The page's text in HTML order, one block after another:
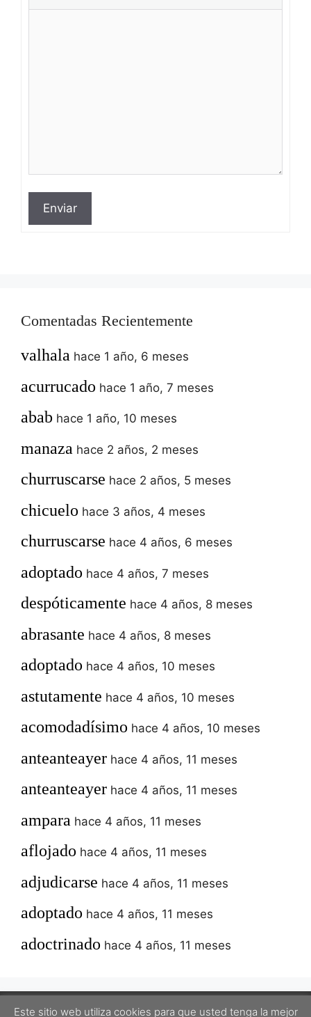
Enviar
Comentadas Recientemente
valhala hace 1 año, 6 meses
acurrucado hace 1 año, 7 meses
abab hace 1 año, 10 meses
manaza hace 2 años, 2 meses
churruscarse hace 2 años, 5 meses
chicuelo hace 3 años, 4 meses
churruscarse hace 4 años, 6 meses
adoptado hace 4 años, 7 meses
despóticamente hace 4 años, 8 meses
abrasante hace 4 años, 8 meses
adoptado hace 4 años, 10 meses
astutamente hace 4 años, 10 meses
acomodadísimo hace 4 años, 10 meses
anteanteayer hace 4 años, 11 meses
anteanteayer hace 4 años, 11 meses
ampara hace 4 años, 11 meses
aflojado hace 4 años, 11 meses
adjudicarse hace 4 años, 11 meses
adoptado hace 4 años, 11 meses
adoctrinado hace 4 años, 11 meses
Este sitio web utiliza cookies para que usted tenga la mejor